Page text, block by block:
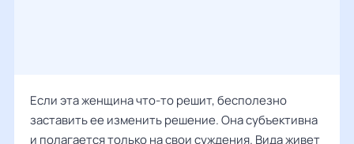
Если эта женщина что-то решит, бесполезно
заставить ее изменить решение. Она субъективна
и полагается только на свои суждения. Вида живет